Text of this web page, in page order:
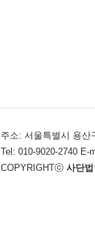
주소: 서울특별시 용산
Tel: 010-9020-2740 E-
COPYRIGHTⓒ 사단